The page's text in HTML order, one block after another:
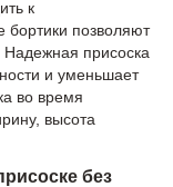
к
бортики позволяют
присоска
и уменьшает
во время
высота
без